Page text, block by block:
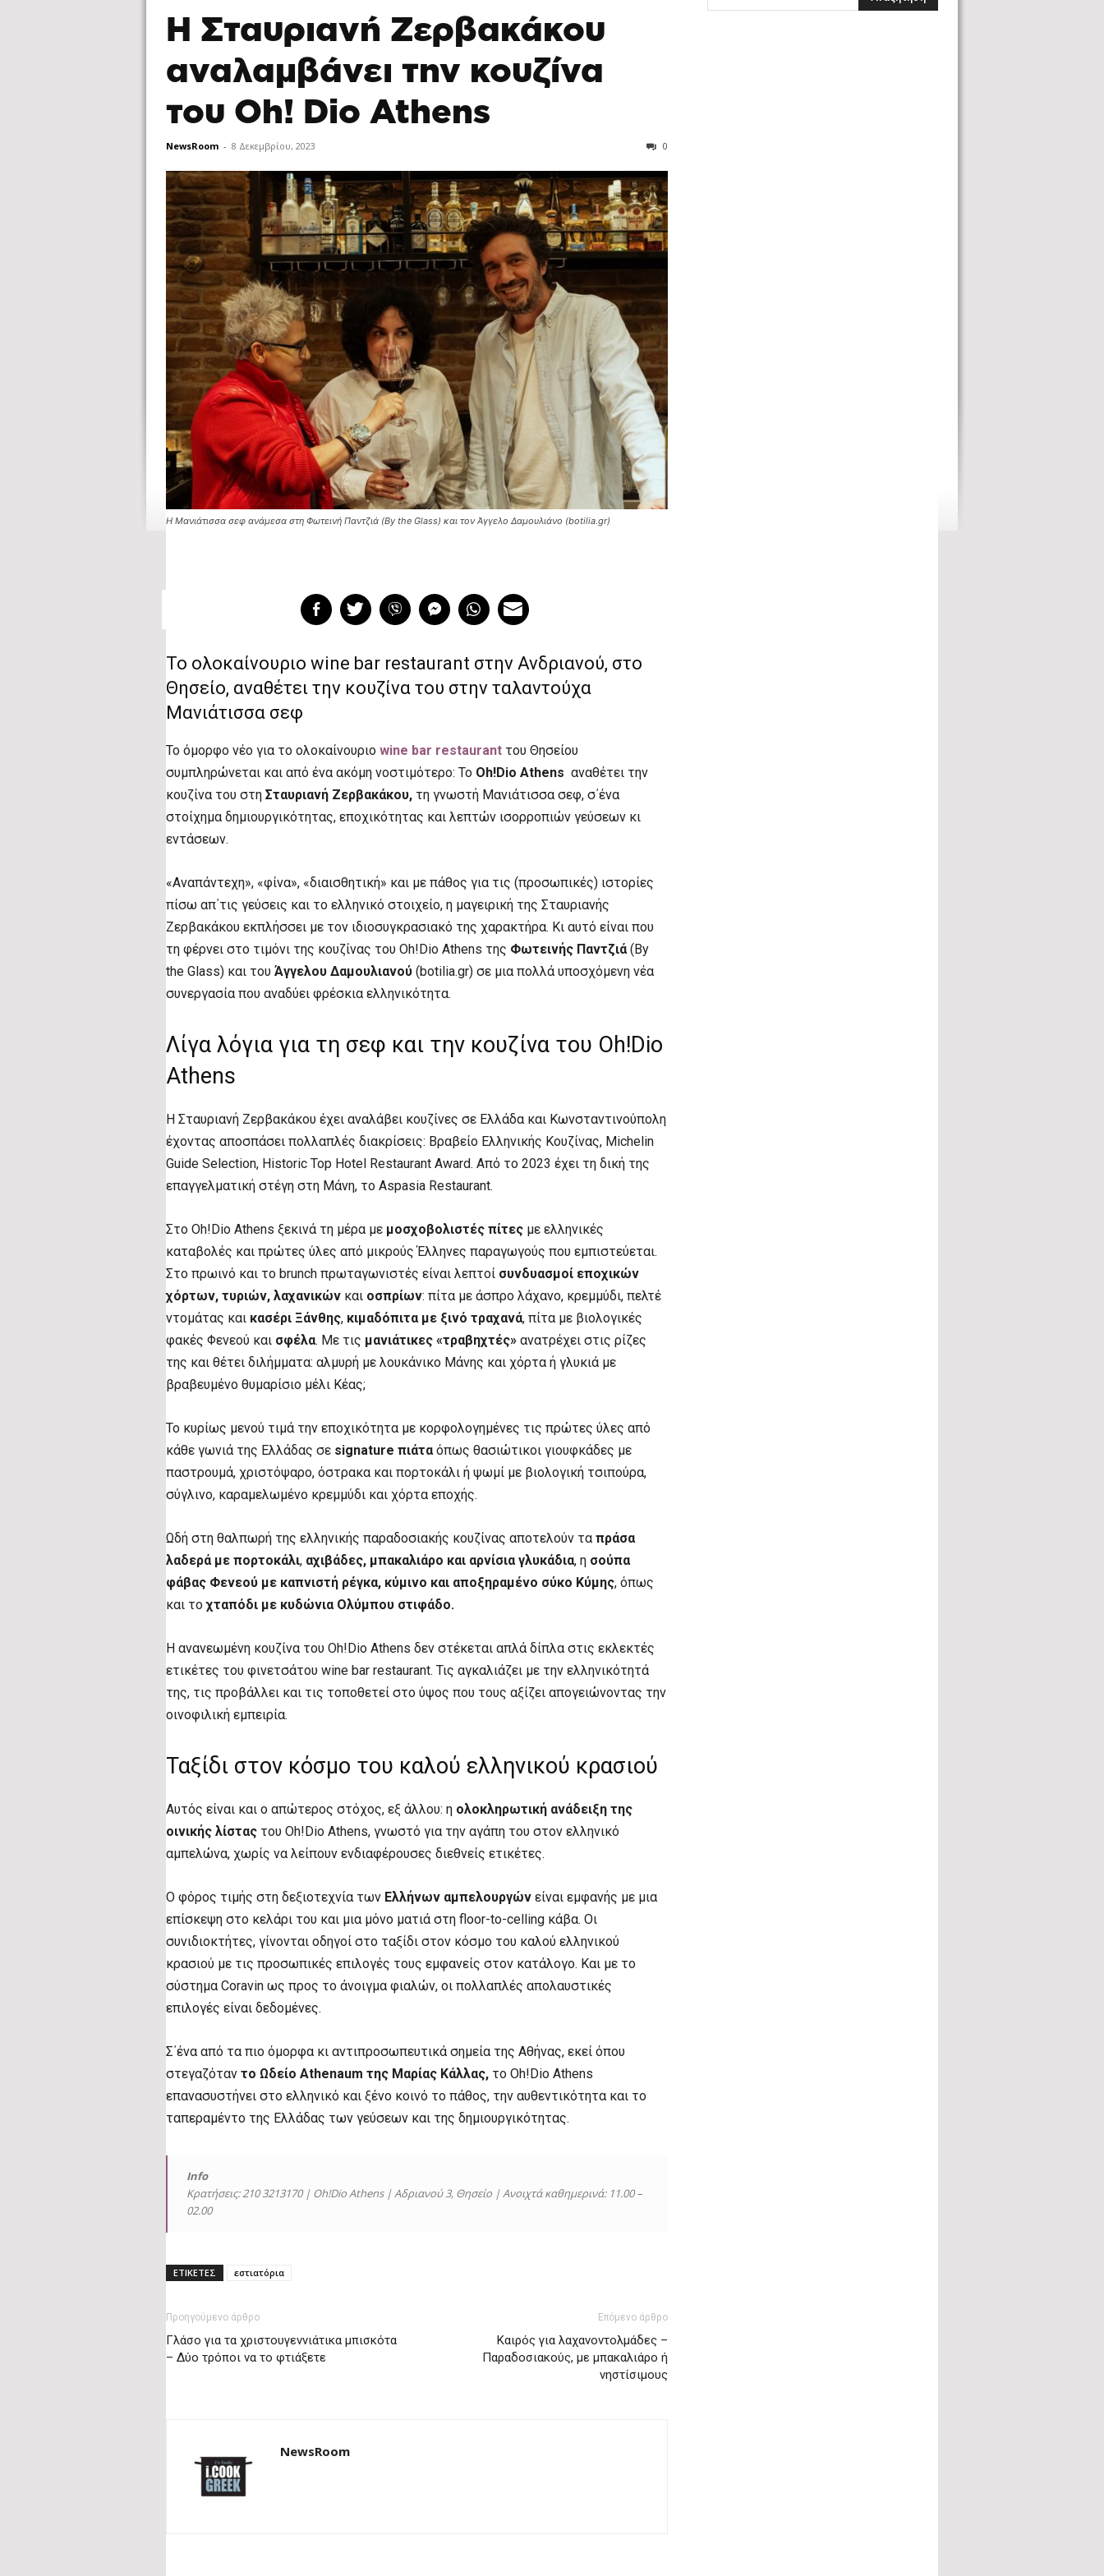
Η Σταυριανή Ζερβακάκου
αναλαμβάνει την κουζίνα
του Oh! Dio Athens
NewsRoom - 8 Δεκεμβρίου, 2023 0
H Μανιάτισσα σεφ ανάμεσα στη Φωτεινή Παντζιά (By the Glass) και τον Άγγελο Δαμουλιάνο (botilia.gr)
Το ολοκαίνουριο wine bar restaurant στην Ανδριανού, στο
Θησείο, αναθέτει την κουζίνα του στην ταλαντούχα
Μανιάτισσα σεφ
Το όμορφο νέο για το ολοκαίνουριο wine bar restaurant του Θησείου
συμπληρώνεται και από ένα ακόμη νοστιμότερο: Το Oh!Dio Athens αναθέτει την
κουζίνα του στη Σταυριανή Ζερβακάκου, τη γνωστή Μανιάτισσα σεφ, σ΄ένα
στοίχημα δημιουργικότητας, εποχικότητας και λεπτών ισορροπιών γεύσεων κι
εντάσεων.
«Αναπάντεχη», «φίνα», «διαισθητική» και με πάθος για τις (προσωπικές) ιστορίες
πίσω απ΄τις γεύσεις και το ελληνικό στοιχείο, η μαγειρική της Σταυριανής
Ζερβακάκου εκπλήσσει με τον ιδιοσυγκρασιακό της χαρακτήρα. Κι αυτό είναι που
τη φέρνει στο τιμόνι της κουζίνας του Oh!Dio Athens της Φωτεινής Παντζιά(By
the Glass) και του Άγγελου Δαμουλιανού (botilia.gr) σε μια πολλά υποσχόμενη νέα
συνεργασία που αναδύει φρέσκια ελληνικότητα.
Λίγα λόγια για τη σεφ και την κουζίνα του Oh!Dio
Athens
Η Σταυριανή Ζερβακάκου έχει αναλάβει κουζίνες σε Ελλάδα και Κωνσταντινούπολη
έχοντας αποσπάσει πολλαπλές διακρίσεις: Βραβείο Ελληνικής Κουζίνας, Michelin
Guide Selection, Historic Top Hotel Restaurant Award. Από το 2023 έχει τη δική της
επαγγελματική στέγη στη Μάνη, το Aspasia Restaurant.
Στο Oh!Dio Athens ξεκινά τη μέρα με μοσχοβολιστές πίτες με ελληνικές
καταβολές και πρώτες ύλες από μικρούς Έλληνες παραγωγούς που εμπιστεύεται.
Στο πρωινό και το brunch πρωταγωνιστές είναι λεπτοί συνδυασμοί εποχικών
χόρτων, τυριών, λαχανικών και οσπρίων: πίτα με άσπρο λάχανο, κρεμμύδι, πελτέ
ντομάτας και κασέρι Ξάνθης, κιμαδόπιτα με ξινό τραχανά, πίτα με βιολογικές
φακές Φενεού και σφέλα. Με τις μανιάτικες «τραβηχτές» ανατρέχει στις ρίζες
της και θέτει διλήμματα: αλμυρή με λουκάνικο Μάνης και χόρτα ή γλυκιά με
βραβευμένο θυμαρίσιο μέλι Κέας;
Το κυρίως μενού τιμά την εποχικότητα με κορφολογημένες τις πρώτες ύλες από
κάθε γωνιά της Ελλάδας σε signature πιάταόπως θασιώτικοι γιουφκάδες με
παστρουμά, χριστόψαρο, όστρακα και πορτοκάλι ή ψωμί με βιολογική τσιπούρα,
σύγλινο, καραμελωμένο κρεμμύδι και χόρτα εποχής.
Ωδή στη θαλπωρή της ελληνικής παραδοσιακής κουζίνας αποτελούν τα πράσα
λαδερά με πορτοκάλι, αχιβάδες, μπακαλιάρο και αρνίσια γλυκάδια, η σούπα
φάβας Φενεού με καπνιστή ρέγκα, κύμινο και αποξηραμένο σύκο Κύμης, όπως
και τοχταπόδι με κυδώνια Ολύμπου στιφάδο.
Η ανανεωμένη κουζίνα του Oh!Dio Athens δεν στέκεται απλά δίπλα στις εκλεκτές
ετικέτες του φινετσάτου wine bar restaurant. Τις αγκαλιάζει με την ελληνικότητά
της, τις προβάλλει και τις τοποθετεί στο ύψος που τους αξίζει απογειώνοντας την
οινοφιλική εμπειρία.
Ταξίδι στον κόσμο του καλού ελληνικού κρασιού
Αυτός είναι και ο απώτερος στόχος, εξ άλλου: η ολοκληρωτική ανάδειξη της
οινικής λίστας του Oh!Dio Athens, γνωστό για την αγάπη του στον ελληνικό
αμπελώνα, χωρίς να λείπουν ενδιαφέρουσες διεθνείς ετικέτες.
Ο φόρος τιμής στη δεξιοτεχνία των Ελλήνων αμπελουργών είναι εμφανής με μια
επίσκεψη στο κελάρι του και μια μόνο ματιά στη floor-to-celling κάβα. Οι
συνιδιοκτήτες, γίνονται οδηγοί στο ταξίδι στον κόσμο του καλού ελληνικού
κρασιού με τις προσωπικές επιλογές τους εμφανείς στον κατάλογο. Και με το
σύστημα Coravin ως προς το άνοιγμα φιαλών, οι πολλαπλές απολαυστικές
επιλογές είναι δεδομένες.
Σ΄ένα από τα πιο όμορφα κι αντιπροσωπευτικά σημεία της Αθήνας, εκεί όπου
στεγαζόταν το Ωδείο Athenaum της Μαρίας Κάλλας, το Oh!Dio Athens
επανασυστήνει στο ελληνικό και ξένο κοινό το πάθος, την αυθεντικότητα και το
ταπεραμέντο της Ελλάδας των γεύσεων και της δημιουργικότητας.
Info
Κρατήσεις: 210 3213170 | Oh!Dio Athens | Αδριανού 3, Θησείο | Ανοιχτά καθημερινά: 11.00 –
02.00
ΕΤΙΚΕΤΕΣ εστιατόρια
Προηγούμενο άρθρο
Γλάσο για τα χριστουγεννιάτικα μπισκότα
– Δύο τρόποι να το φτιάξετε
Επόμενο άρθρο
Καιρός για λαχανοντολμάδες –
Παραδοσιακούς, με μπακαλιάρο ή
νηστίσιμους
NewsRoom